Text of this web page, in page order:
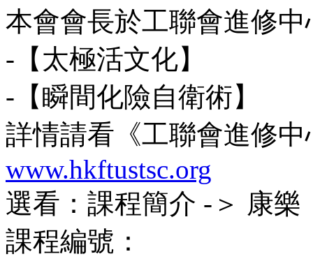
本會會長於工聯會進修
-【太極活文化】
-【瞬間化險自衛術】
詳情請看《工聯會進修
www.hkftustsc.org
選看：課程簡介 -＞ 康樂
課程編號：